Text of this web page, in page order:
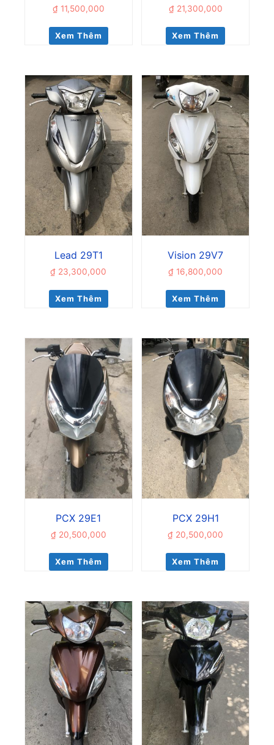
₫11,500,000
Xem Thêm
₫21,300,000
Xem Thêm
Lead 29T1
₫ 23,300,000
Xem Thêm
Vision 29V7
₫ 16,800,000
Xem Thêm
PCX 29E1
₫20,500,000
Xem Thêm
PCX 29H1
₫ 20,500,000
Xem Thêm